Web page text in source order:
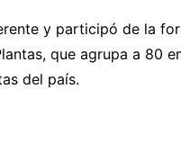
y participó de la
que agrupa a 80
del país.